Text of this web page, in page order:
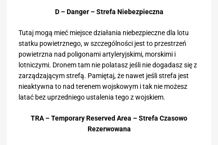
D – Danger – Strefa Niebezpieczna
Tutaj mogą mieć miejsce działania niebezpieczne dla lotu
statku powietrznego, w szczególności jest to przestrzeń
powietrzna nad poligonami artyleryjskimi, morskimi i
lotniczymi. Dronem tam nie polatasz jeśli nie dogadasz się z
zarządzającym strefą. Pamiętaj, że nawet jeśli strefa jest
nieaktywna to nad terenem wojskowym i tak nie możesz
latać bez uprzedniego ustalenia tego z wojskiem.
TRA – Temporary Reserved Area – Strefa Czasowo
Rezerwowana